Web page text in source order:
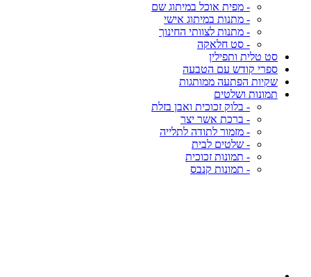
- מפית אוכל במיתוג שם
- מתנות במיתוג אישי
- מתנות לצוותי החינוך
- סט חלאקה
סט טלית ותפילין
ספרי קודש עם הטבעה
שקיות הפתעה ממותגות
תמונות ושלטים
- בלוק זכוכית ואבן בזלת
- ברכת אשר יצר
- מזמור לתודה לתלייה
- שלטים לבית
- תמונות זכוכית
- תמונות קנבס